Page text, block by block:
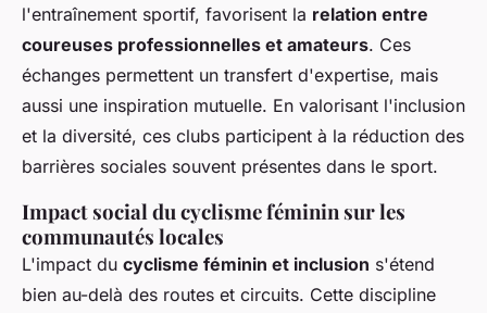
l'entraînement sportif, favorisent la relation entre
coureuses professionnelles et amateurs. Ces
échanges permettent un transfert d'expertise, mais
aussi une inspiration mutuelle. En valorisant l'inclusion
et la diversité, ces clubs participent à la réduction des
barrières sociales souvent présentes dans le sport.
Impact social du cyclisme féminin sur les
communautés locales
L'impact du cyclisme féminin et inclusion s'étend
bien au-delà des routes et circuits. Cette discipline